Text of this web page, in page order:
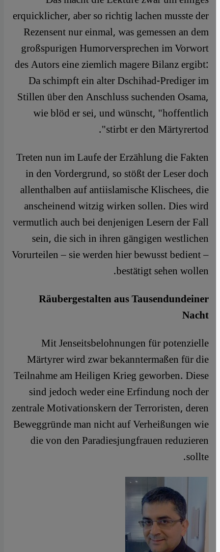
erquicklicher, aber so richtig lachen musste der
Rezensent nur einmal, was gemessen an dem
großspurigen Humorversprechen im Vorwort
des Autors eine ziemlich magere Bilanz ergibt:
Da schimpft ein alter Dschihad-Prediger im
Stillen über den Anschluss suchenden Osama,
wie blöd er sei, und wünscht, "hoffentlich
stirbt er den Märtyrertod".
Treten nun im Laufe der Erzählung die Fakten
in den Vordergrund, so stößt der Leser doch
allenthalben auf antiislamische Klischees, die
anscheinend witzig wirken sollen. Dies wird
vermutlich auch bei denjenigen Lesern der Fall
sein, die sich in ihren gängigen westlichen
Vorurteilen – sie werden hier bewusst bedient –
bestätigt sehen wollen.
Räubergestalten aus Tausendundeiner
Nacht
Mit Jenseitsbelohnungen für potenzielle
Märtyrer wird zwar bekanntermaßen für die
Teilnahme am Heiligen Krieg geworben. Diese
sind jedoch weder eine Erfindung noch der
zentrale Motivationskern der Terroristen, deren
Beweggründe man nicht auf Verheißungen wie
die von den Paradiesjungfrauen reduzieren
sollte.